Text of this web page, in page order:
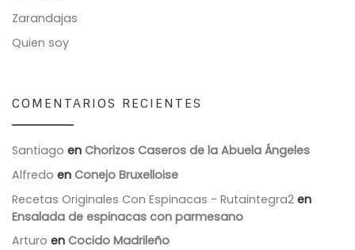
Zarandajas
Quien soy
COMENTARIOS RECIENTES
Santiago en Chorizos Caseros de la Abuela Ángeles
Alfredo en Conejo Bruxelloise
Recetas Originales Con Espinacas - Rutaintegra2 en
Ensalada de espinacas con parmesano
Arturo en Cocido Madrileño